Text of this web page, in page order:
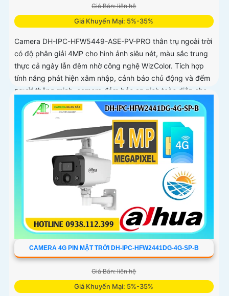
Giá Bán: liên hệ
Giá Khuyến Mại: 5%-35%
Camera DH-IPC-HFW5449-ASE-PV-PRO thân trụ ngoài trời
có độ phân giải 4MP cho hình ảnh siêu nét, màu sắc trung
thực cả ngày lẫn đêm nhờ công nghệ WizColor. Tích hợp
tính năng phát hiện xâm nhập, cảnh báo chủ động và đếm
người thông minh, camera đảm bảo an ninh toàn diện cho
mọi khu vực
CAMERA 4G PIN MẶT TRỜI DH-IPC-HFW2441DG-4G-SP-B
Giá Bán: liên hệ
Giá Khuyến Mại: 5%-35%